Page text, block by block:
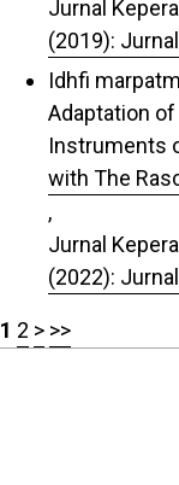
Jurnal
(2019):
Idhfi
Adaptation
Instruments
with The
,
Jurnal
(2022):
1 2 > >>